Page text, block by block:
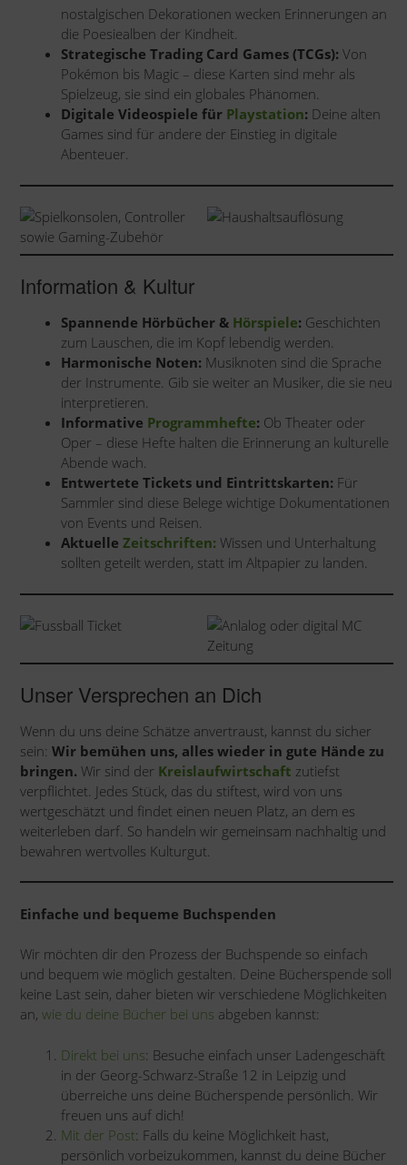
nostalgischen Dekorationen wecken Erinnerungen an
die Poesiealben der Kindheit.
Strategische Trading Card Games (TCGs): Von
Pokémon bis Magic – diese Karten sind mehr als
Spielzeug, sie sind ein globales Phänomen.
Digitale Videospiele für Playstation: Deine alten
Games sind für andere der Einstieg in digitale
Abenteuer.
Information & Kultur
Spannende Hörbücher & Hörspiele: Geschichten
zum Lauschen, die im Kopf lebendig werden.
Harmonische Noten: Musiknoten sind die Sprache
der Instrumente. Gib sie weiter an Musiker, die sie neu
interpretieren.
Informative Programmhefte: Ob Theater oder
Oper – diese Hefte halten die Erinnerung an kulturelle
Abende wach.
Entwertete Tickets und Eintrittskarten: Für
Sammler sind diese Belege wichtige Dokumentationen
von Events und Reisen.
Aktuelle Zeitschriften: Wissen und Unterhaltung
sollten geteilt werden, statt im Altpapier zu landen.
Unser Versprechen an Dich
Wenn du uns deine Schätze anvertraust, kannst du sicher
sein: Wir bemühen uns, alles wieder in gute Hände zu
bringen. Wir sind der Kreislaufwirtschaft zutiefst
verpflichtet. Jedes Stück, das du stiftest, wird von uns
wertgeschätzt und findet einen neuen Platz, an dem es
weiterleben darf. So handeln wir gemeinsam nachhaltig und
bewahren wertvolles Kulturgut.
Einfache und bequeme Buchspenden
Wir möchten dir den Prozess der Buchspende so einfach
und bequem wie möglich gestalten. Deine Bücherspende soll
keine Last sein, daher bieten wir verschiedene Möglichkeiten
an, wie du deine Bücher bei uns abgeben kannst:
Direkt bei uns: Besuche einfach unser Ladengeschäft
in der Georg-Schwarz-Straße 12 in Leipzig und
überreiche uns deine Bücherspende persönlich. Wir
freuen uns auf dich!
Mit der Post: Falls du keine Möglichkeit hast,
persönlich vorbeizukommen, kannst du deine Bücher